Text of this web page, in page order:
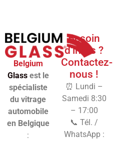
Belgium
Glassest le
spécialiste
du vitrage
automobile
en Belgique
:
Besoin
d'infos ?
Contactez-
nous !
⏰ Lundi –
Samedi 8:30
– 17:00
📞 Tél. /
WhatsApp :